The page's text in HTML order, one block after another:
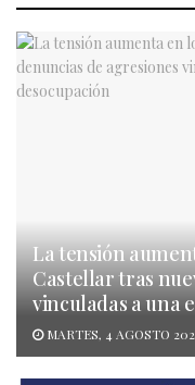
La tensión
Castellar tras
vinculadas a una
MARTES, 4 AGOSTO